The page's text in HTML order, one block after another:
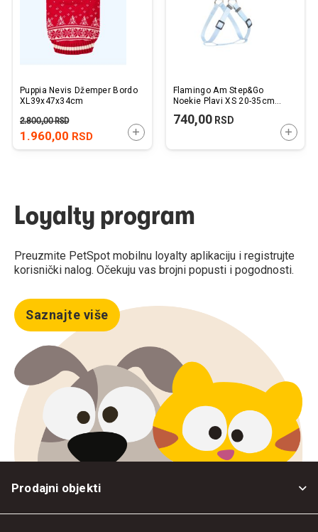
Puppia Nevis Džemper Bordo
XL39x47x34cm
1.960,00 RSD
2.800,00RSD
DODAJTE U KORPU
Flamingo Am Step&Go
Noekie Plavi XS 20-35cm
740,00RSD
Loyalty program
Preuzmite PetSpot mobilnu loyalty aplikaciju i registrujte
korisnički nalog. Očekuju vas brojni popusti i pogodnosti.
Saznajte više
Prodajni objekti